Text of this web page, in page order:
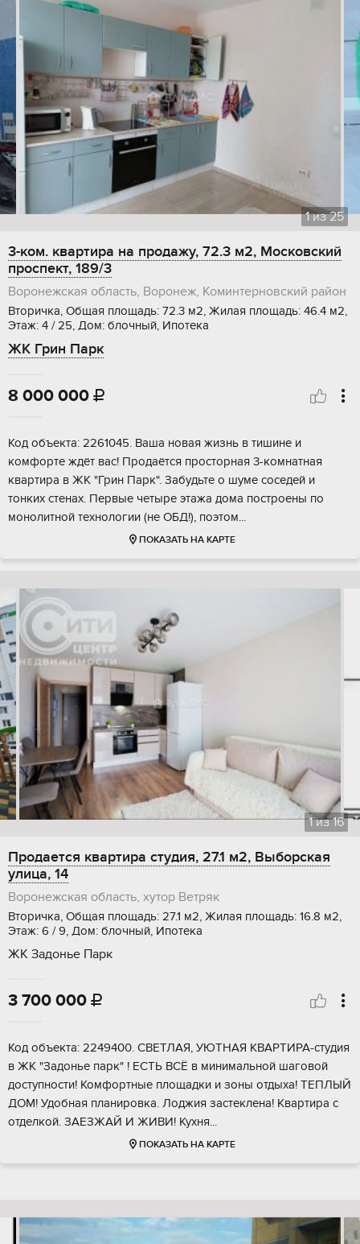
1из25
3-ком. квартира на продажу, 72.3 м2, Московский
проспект, 189/3
Воронежская область, Воронеж, Коминтерновский район
Вторичка, Общая площадь: 72.3 м2, Жилая площадь: 46.4 м2,
Этаж: 4 / 25, Дом: блочный, Ипотека
ЖК Грин Парк
8 000 000 
Код объекта: 2261045. Ваша новая жизнь в тишине и
комфорте ждёт вас! Продаётся просторная 3-комнатная
квартира в ЖК "Грин Парк". Забудьте о шуме соседей и
тонких стенах. Первые четыре этажа дома построены по
монолитной технологии (не ОБД!), поэтом...
ПОКАЗАТЬ НА КАРТЕ
1из16
Продается квартира студия, 27.1 м2, Выборская
улица, 14
Воронежская область, хутор Ветряк
Вторичка, Общая площадь: 27.1 м2, Жилая площадь: 16.8 м2,
Этаж: 6 / 9, Дом: блочный, Ипотека
ЖК Задонье Парк
3 700 000 
Код объекта: 2249400. СВЕТЛАЯ, УЮТНАЯ КВАРТИРА-студия
в ЖК "Задонье парк" ! ЕСТЬ ВСЁ в минимальной шаговой
доступности! Комфортные площадки и зоны отдыха! ТЕПЛЫЙ
ДОМ! Удобная планировка. Лоджия застеклена! Квартира с
отделкой. ЗАЕЗЖАЙ И ЖИВИ! Кухня...
ПОКАЗАТЬ НА КАРТЕ